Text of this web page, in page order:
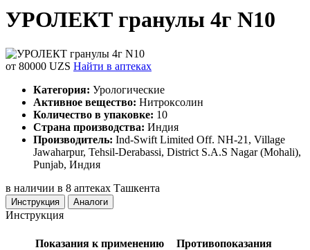
УРОЛЕКТ гранулы 4г N10
от 80000 UZS Найти в аптеках
Категория: Урологические
Активное вещество: Нитроксолин
Количество в упаковке: 10
Страна производства: Индия
Производитель: Ind-Swift Limited Off. NH-21, Village
Jawaharpur, Tehsil-Derabassi, District S.A.S Nagar (Mohali),
Punjab, Индия
в наличии в 8 аптеках Ташкента
Инструкция Аналоги
Инструкция
Показания к применению Противопоказания